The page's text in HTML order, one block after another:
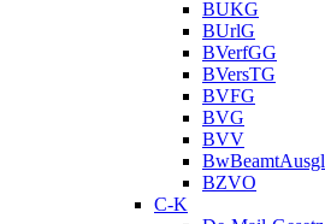
BUKG
BUrlG
BVerfGG
BVersTG
BVFG
BVG
BVV
BZVO
C-K